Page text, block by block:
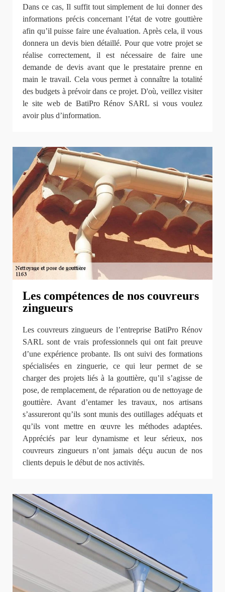
Dans ce cas, Il suffit tout simplement de lui donner des
informations précis concernant l’état de votre gouttière
afin qu’il puisse faire une évaluation. Après cela, il vous
donnera un devis bien détaillé. Pour que votre projet se
réalise correctement, il est nécessaire de faire une
demande de devis avant que le prestataire prenne en
main le travail. Cela vous permet à connaître la totalité
des budgets à prévoir dans ce projet. D'où, veillez visiter
le site web de BatiPro Rénov SARL si vous voulez
avoir plus d’information.
Les compétences de nos couvreurs
zingueurs
Les couvreurs zingueurs de l’entreprise BatiPro Rénov
SARL sont de vrais professionnels qui ont fait preuve
d’une expérience probante. Ils ont suivi des formations
spécialisées en zinguerie, ce qui leur permet de se
charger des projets liés à la gouttière, qu’il s’agisse de
pose, de remplacement, de réparation ou de nettoyage de
gouttière. Avant d’entamer les travaux, nos artisans
s’assureront qu’ils sont munis des outillages adéquats et
qu’ils vont mettre en œuvre les méthodes adaptées.
Appréciés par leur dynamisme et leur sérieux, nos
couvreurs zingueurs n’ont jamais déçu aucun de nos
clients depuis le début de nos activités.